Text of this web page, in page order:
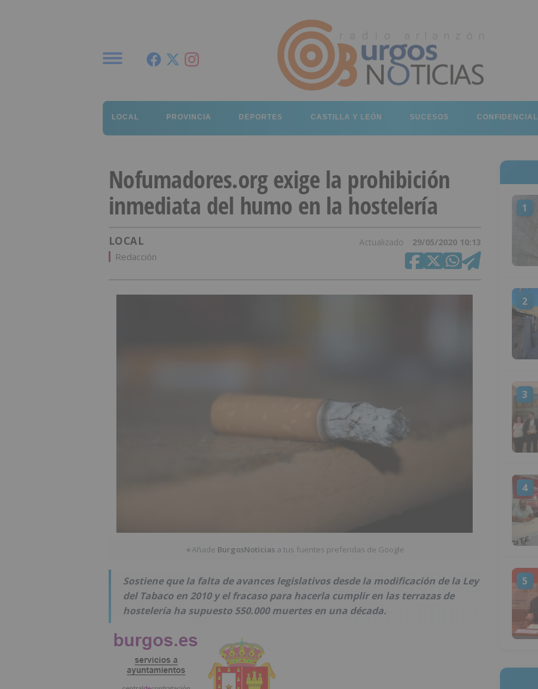
LOCAL PROVINCIA DEPORTES CASTILLA Y LEÓN SUCESOS CONFIDENCIAL
Nofumadores.org exige la prohibición
inmediata del humo en la hostelería
LOCAL Actualizado 29/05/2020 10:13
Redacción
★Añade BurgosNoticias a tus fuentes preferidas de Google
Sostiene que la falta de avances legislativos desde la modificación de la Ley
del Tabaco en 2010 y el fracaso para hacerla cumplir en las terrazas de
hostelería ha supuesto 550.000 muertes en una década.
1
2
3
4
5